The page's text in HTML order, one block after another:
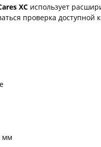
XC использует
проверка доступной
мм